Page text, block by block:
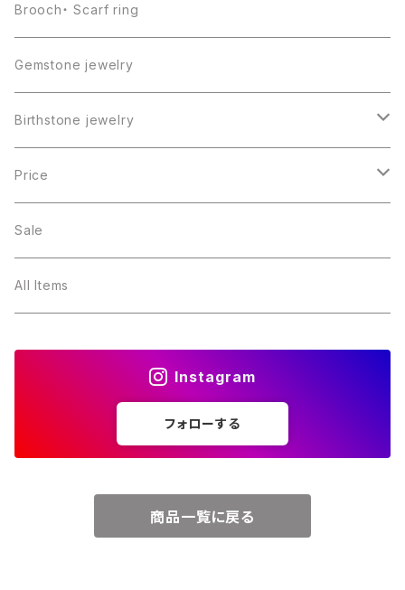
Brooch・ Scarf ring
Gemstone jewelry
Birthstone jewelry
１月・ガーネット
２月・アメジスト
３月・アクアマリン
Price
～5000円
～10000円
Sale
All Items
Instagram
フォローする
商品一覧に戻る